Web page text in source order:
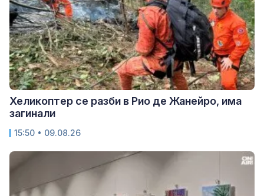
Хеликоптер се разби в Рио де Жанейро, има
загинали
15:50 • 09.08.26